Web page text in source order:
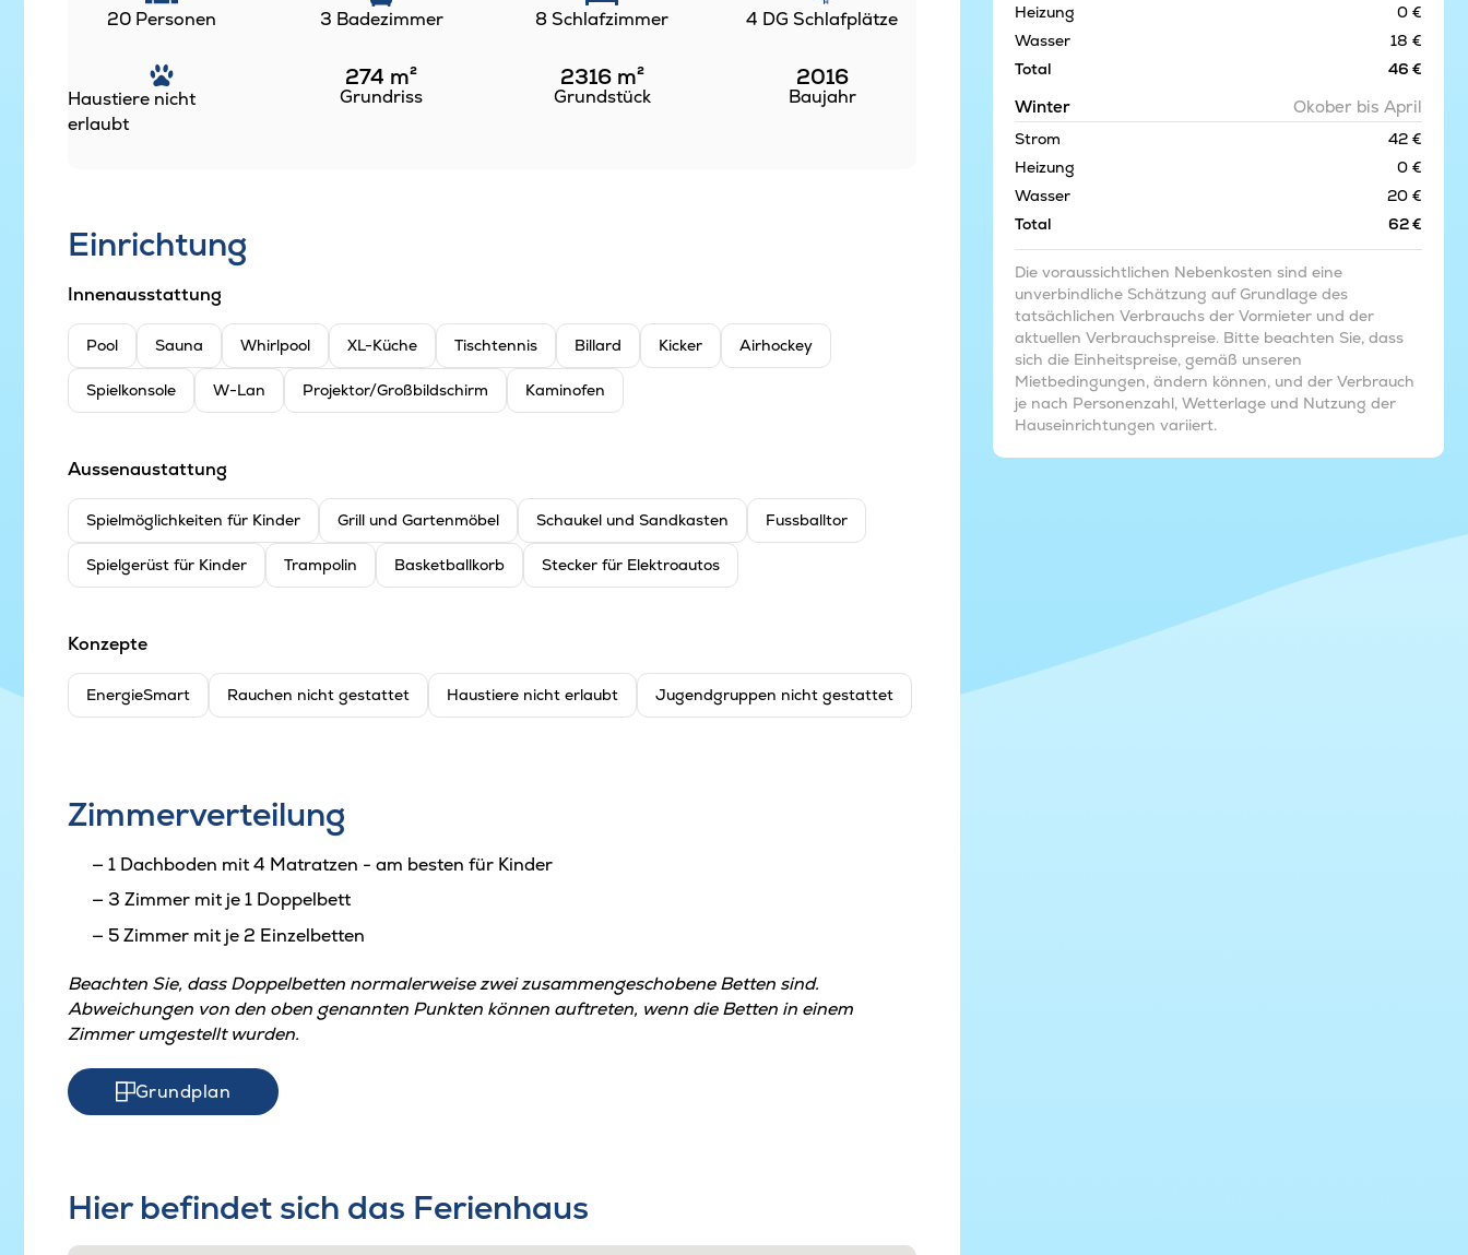
20 Personen 3 Badezimmer 8 Schlafzimmer 4 DG Schlafplätze
Haustiere nicht
erlaubt
274 m²
Grundriss
2316 m²
Grundstück
2016
Baujahr
Einrichtung
Innenausstattung
Pool Sauna Whirlpool XL-Küche Tischtennis Billard Kicker Airhockey
Spielkonsole W-Lan Projektor/Großbildschirm Kaminofen
Aussenaustattung
Spielmöglichkeiten für Kinder Grill und Gartenmöbel Schaukel und Sandkasten Fussballtor
Spielgerüst für Kinder Trampolin Basketballkorb Stecker für Elektroautos
Konzepte
EnergieSmart Rauchen nicht gestattet Haustiere nicht erlaubt Jugendgruppen nicht gestattet
Zimmerverteilung
1 Dachboden mit 4 Matratzen - am besten für Kinder
3 Zimmer mit je 1 Doppelbett
5 Zimmer mit je 2 Einzelbetten
Beachten Sie, dass Doppelbetten normalerweise zwei zusammengeschobene Betten sind.
Abweichungen von den oben genannten Punkten können auftreten, wenn die Betten in einem
Zimmer umgestellt wurden.
Grundplan
Hier befindet sich das Ferienhaus
Heizung
0 €
Wasser
18 €
Total
46 €
Winter Okober bis April
Strom
42 €
Heizung
0 €
Wasser
20 €
Total
62 €
Die voraussichtlichen Nebenkosten sind eine
unverbindliche Schätzung auf Grundlage des
tatsächlichen Verbrauchs der Vormieter und der
aktuellen Verbrauchspreise. Bitte beachten Sie, dass
sich die Einheitspreise, gemäß unseren
Mietbedingungen, ändern können, und der Verbrauch
je nach Personenzahl, Wetterlage und Nutzung der
Hauseinrichtungen variiert.